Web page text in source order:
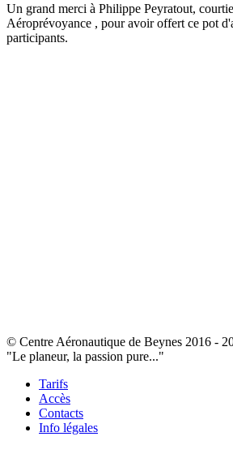
Un grand merci à Philippe Peyratout,
Aéroprévoyance , pour avoir offert ce pot
participants.
© Centre Aéronautique de Beynes 2016 -
"Le planeur, la passion pure..."
Tarifs
Accès
Contacts
Info légales